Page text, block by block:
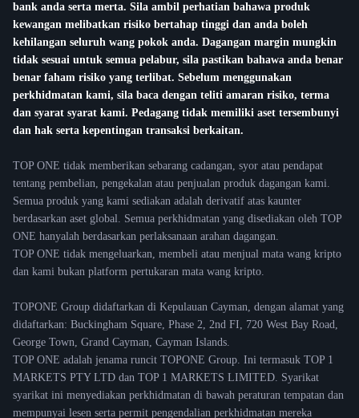
bank anda serta merta. Sila ambil perhatian bahawa produk
kewangan melibatkan risiko bertahap tinggi dan anda boleh
kehilangan seluruh wang pokok anda. Dagangan margin mungkin
tidak sesuai untuk semua pelabur, sila pastikan bahawa anda benar
benar faham risiko yang terlibat. Sebelum menggunakan
perkhidmatan kami, sila baca dengan teliti amaran risiko, terma
dan syarat syarat kami. Pedagang tidak memiliki aset tersembunyi
dan hak serta kepentingan transaksi berkaitan.
TOP ONE tidak memberikan sebarang cadangan, syor atau pendapat
tentang pembelian, pengekalan atau penjualan produk dagangan kami.
Semua produk yang kami sediakan adalah derivatif atas kaunter
berdasarkan aset global. Semua perkhidmatan yang disediakan oleh TOP
ONE hanyalah berdasarkan perlaksanaan arahan dagangan.
TOP ONE tidak mengeluarkan, membeli atau menjual mata wang kripto
dan kami bukan platform pertukaran mata wang kripto.
TOPONE Group didaftarkan di Kepulauan Cayman, dengan alamat yang
didaftarkan: Buckingham Square, Phase 2, 2nd FI, 720 West Bay Road,
George Town, Grand Cayman, Cayman Islands.
TOP ONE adalah jenama runcit TOPONE Group. Ini termasuk TOP 1
MARKETS PTY LTD dan TOP 1 MARKETS LIMITED. Syarikat
syarikat ini menyediakan perkhidmatan di bawah peraturan tempatan dan
mempunyai lesen serta permit pengendalian perkhidmatan mereka